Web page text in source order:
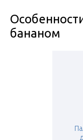
бананом